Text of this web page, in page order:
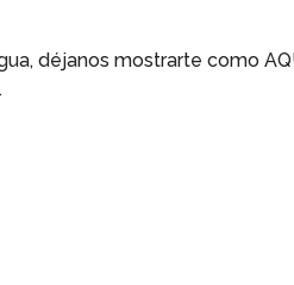
déjanos mostrarte como